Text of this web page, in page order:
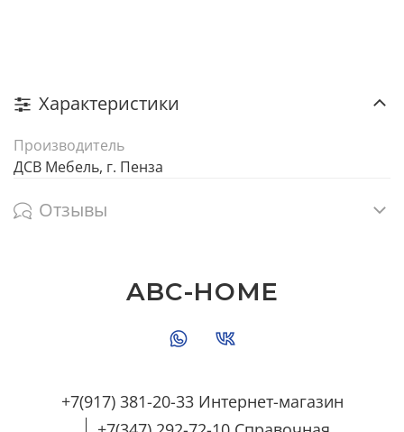
Характеристики
Производитель
ДСВ Мебель, г. Пенза
Отзывы
+7(917) 381-20-33 Интернет-магазин
ABC-HOME